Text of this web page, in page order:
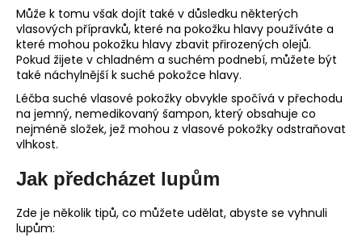
Může k tomu však dojít také v důsledku některých
vlasových přípravků, které na pokožku hlavy používáte a
které mohou pokožku hlavy zbavit přirozených olejů.
Pokud žijete v chladném a suchém podnebí, můžete být
také náchylnější k suché pokožce hlavy.
Léčba suché vlasové pokožky obvykle spočívá v přechodu
na jemný, nemedikovaný šampon, který obsahuje co
nejméně složek, jež mohou z vlasové pokožky odstraňovat
vlhkost.
Jak předcházet lupům
Zde je několik tipů, co můžete udělat, abyste se vyhnuli
lupům: